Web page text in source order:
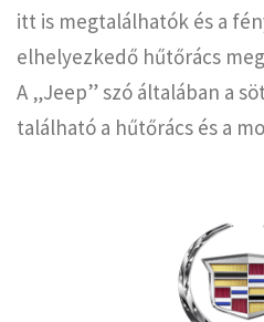
itt is megtalálhatók és a
elhelyezkedő hűtőrács
A „Jeep” szó általában a
található a hűtőrács és a